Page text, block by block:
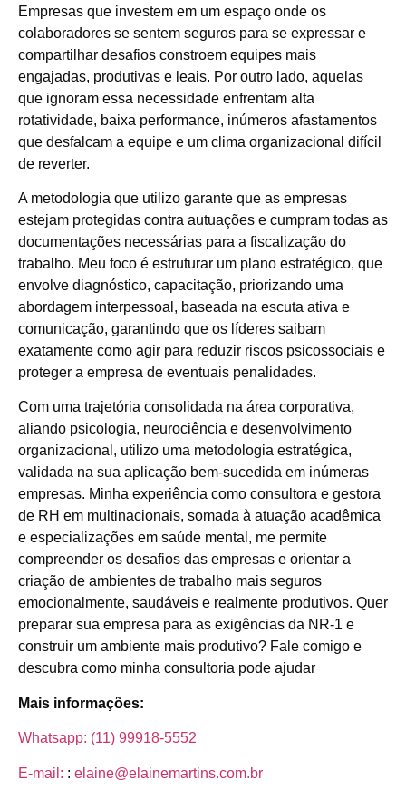
Empresas que investem em um espaço onde os
colaboradores se sentem seguros para se expressar e
compartilhar desafios constroem equipes mais
engajadas, produtivas e leais. Por outro lado, aquelas
que ignoram essa necessidade enfrentam alta
rotatividade, baixa performance, inúmeros afastamentos
que desfalcam a equipe e um clima organizacional difícil
de reverter.
A metodologia que utilizo garante que as empresas
estejam protegidas contra autuações e cumpram todas as
documentações necessárias para a fiscalização do
trabalho. Meu foco é estruturar um plano estratégico, que
envolve diagnóstico, capacitação, priorizando uma
abordagem interpessoal, baseada na escuta ativa e
comunicação, garantindo que os líderes saibam
exatamente como agir para reduzir riscos psicossociais e
proteger a empresa de eventuais penalidades.
Com uma trajetória consolidada na área corporativa,
aliando psicologia, neurociência e desenvolvimento
organizacional, utilizo uma metodologia estratégica,
validada na sua aplicação bem-sucedida em inúmeras
empresas. Minha experiência como consultora e gestora
de RH em multinacionais, somada à atuação acadêmica
e especializações em saúde mental, me permite
compreender os desafios das empresas e orientar a
criação de ambientes de trabalho mais seguros
emocionalmente, saudáveis e realmente produtivos. Quer
preparar sua empresa para as exigências da NR-1 e
construir um ambiente mais produtivo? Fale comigo e
descubra como minha consultoria pode ajudar
Mais informações:
Whatsapp: (11) 99918-5552
E-mail: : elaine@elainemartins.com.br